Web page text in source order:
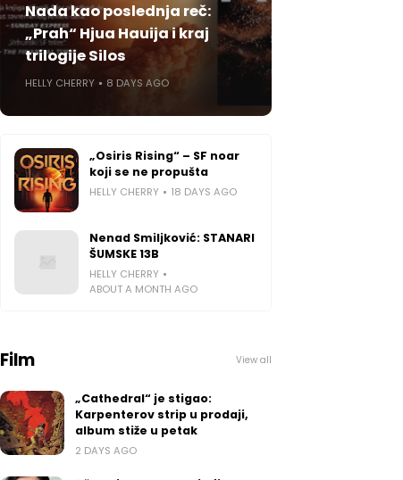
Nada kao poslednja reč:
„Prah“ Hjua Hauija i kraj
trilogije Silos
HELLY CHERRY 8 DAYS AGO
„Osiris Rising“ – SF noar
koji se ne propušta
HELLY CHERRY 18 DAYS AGO
Nenad Smiljković: STANARI
ŠUMSKE 13B
HELLY CHERRY
ABOUT A MONTH AGO
Film View all
„Cathedral“ je stigao:
Karpenterov strip u prodaji,
album stiže u petak
2 DAYS AGO